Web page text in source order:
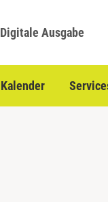
Digitale Ausgabe
Kalender